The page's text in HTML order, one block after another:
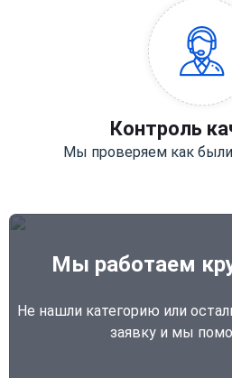
Контроль
Мы проверяем как были
Мы работаем
Не нашли категорию или
заявку и мы